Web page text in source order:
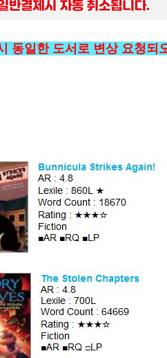
동일한 도서로 변상 요청되